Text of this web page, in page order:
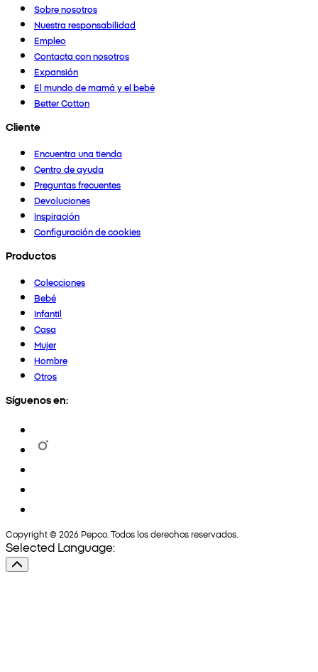
Sobre nosotros
Nuestra responsabilidad
Empleo
Contacta con nosotros
Expansión
El mundo de mamá y el bebé
Better Cotton
Cliente
Encuentra una tienda
Centro de ayuda
Preguntas frecuentes
Devoluciones
Inspiración
Configuración de cookies
Productos
Colecciones
Bebé
Infantil
Casa
Mujer
Hombre
Otros
Síguenos en:
Copyright © 2026 Pepco. Todos los derechos reservados.
Selected Language: